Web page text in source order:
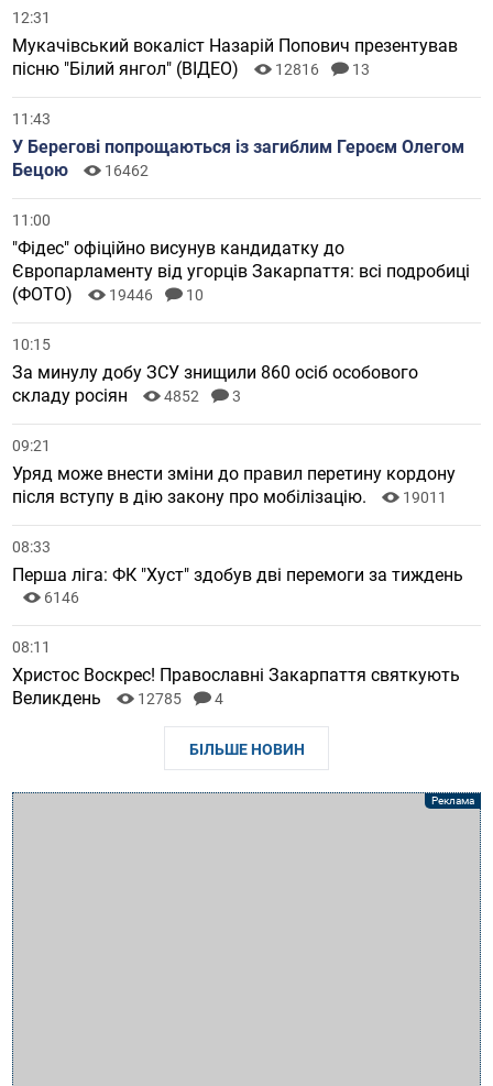
12:31
Мукачівський вокаліст Назарій Попович презентував
пісню "Білий янгол" (ВІДЕО)
12816 13
11:43
У Берегові попрощаються із загиблим Героєм Олегом
Бецою
16462
11:00
"Фідес" офіційно висунув кандидатку до
Європарламенту від угорців Закарпаття: всі подробиці
(ФОТО)
19446 10
10:15
За минулу добу ЗСУ знищили 860 осіб особового
складу росіян
4852 3
09:21
Уряд може внести зміни до правил перетину кордону
після вступу в дію закону про мобілізацію.
19011
08:33
Перша ліга: ФК "Хуст" здобув дві перемоги за тиждень
6146
08:11
Христос Воскрес! Православні Закарпаття святкують
Великдень
12785 4
БІЛЬШЕ НОВИН